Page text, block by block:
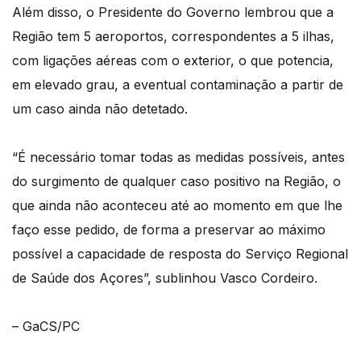
Além disso, o Presidente do Governo lembrou que a
Região tem 5 aeroportos, correspondentes a 5 ilhas,
com ligações aéreas com o exterior, o que potencia,
em elevado grau, a eventual contaminação a partir de
um caso ainda não detetado.
“É necessário tomar todas as medidas possíveis, antes
do surgimento de qualquer caso positivo na Região, o
que ainda não aconteceu até ao momento em que lhe
faço esse pedido, de forma a preservar ao máximo
possível a capacidade de resposta do Serviço Regional
de Saúde dos Açores”, sublinhou Vasco Cordeiro.
– GaCS/PC